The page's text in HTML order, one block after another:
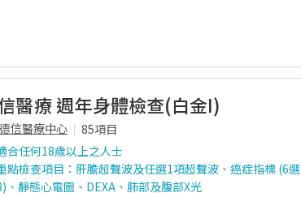
醫療 週年身體檢查(白金I)
德信醫療中心
85項目
合任何18歲以上之人士
點檢查項目：肝膽超聲波及任選1項超聲波、癌症指標 (6選
、靜態心電圖、DEXA、肺部及腹部X光